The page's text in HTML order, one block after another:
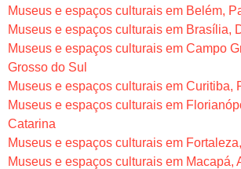
Museus e espaços culturais em Belém,
Museus e espaços culturais em Brasília,
Museus e espaços culturais em Campo
Grosso do Sul
Museus e espaços culturais em Curitiba,
Museus e espaços culturais em
Catarina
Museus e espaços culturais em
Museus e espaços culturais em Macapá,